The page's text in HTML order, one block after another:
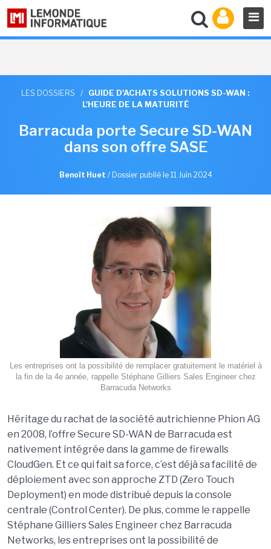
LES DOSSIERS /
GUIDE D'ACHATS SOLUTIONS SD-WAN :
L'HEURE DE LA MATURITÉ
Barracuda porte Secure SD-WAN
dans son offre SASE
Benoît Huet / Dossier publié le 11 Juin 2024
Les entreprises ont la possibilité de remplacer gratuitement le matériel à
la fin de la 4e année, rappelle Stéphane Gilliers Sales Engineer chez
Barracuda Networks
Héritage du rachat de la société autrichienne Phion AG
en 2008, l’offre Secure SD-WAN de Barracuda est
nativement intégrée dans la gamme de firewalls
CloudGen. Et ce qui fait sa force, c’est déjà sa facilité de
déploiement avec son approche ZTD (Zero Touch
Deployment) en mode distribué depuis la console
centrale (Control Center). De plus, comme le rappelle
Stéphane Gilliers Sales Engineer chez Barracuda
Networks, les entreprises ont la possibilité de